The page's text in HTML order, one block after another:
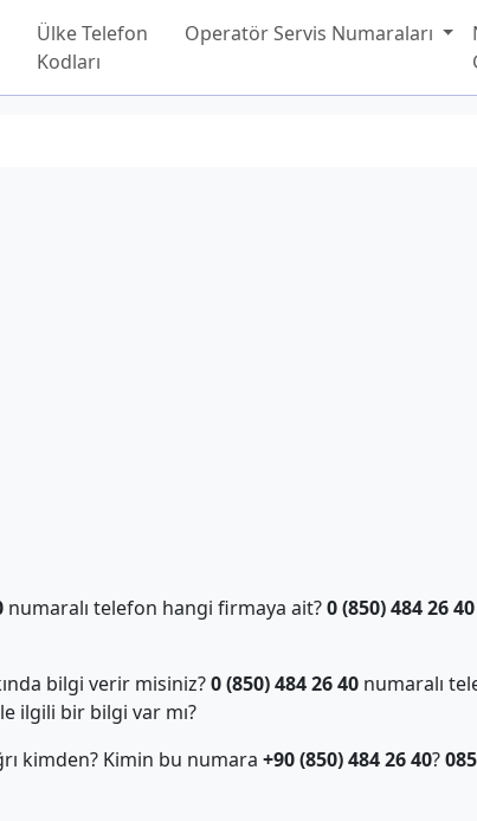
Ülke Telefon
Kodları
Operatör Servis Numaraları
numaralı telefon hangi firmaya ait?0 (850) 484 26 40
bilgi verir misiniz?0 (850) 484 26 40numaralı
ilgili bir bilgi var mı?
kimden? Kimin bu numara +90 (850) 484 26 40?